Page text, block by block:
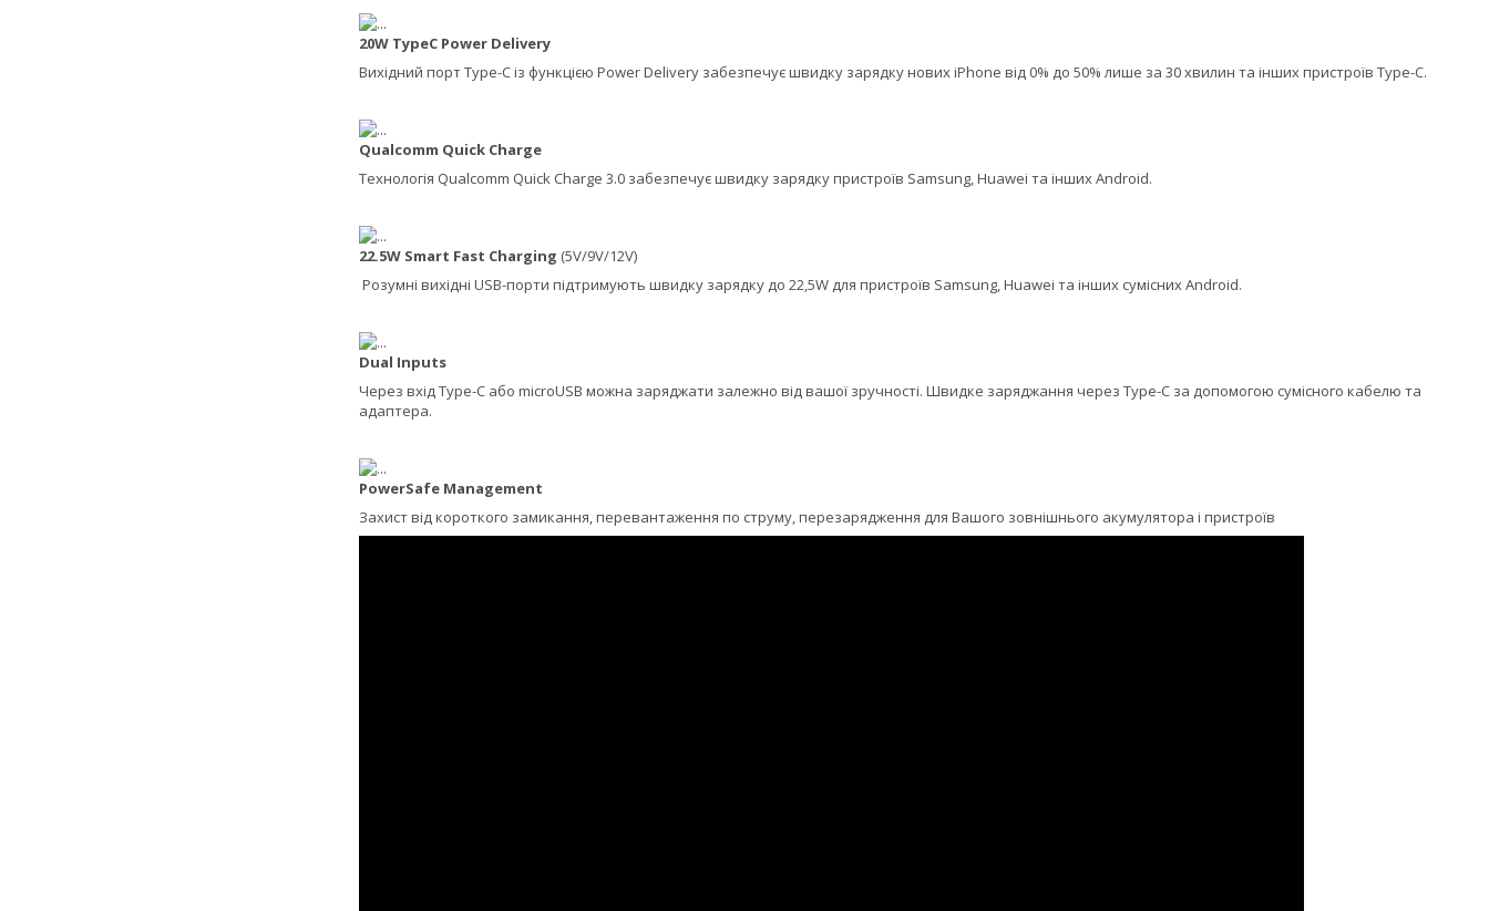
20W TypeC Power Delivery
Вихідний порт Type-C із функцією Power Delivery забезпечує швидку зарядку нових iPhone від 0% до 50% лише за 30 хвилин та інших пристроїв Type-C.
Qualcomm Quick Charge
Технологія Qualcomm Quick Charge 3.0 забезпечує швидку зарядку пристроїв Samsung, Huawei та інших Android.
22.5W Smart Fast Charging (5V/9V/12V)
Розумні вихідні USB-порти підтримують швидку зарядку до 22,5W для пристроїв Samsung, Huawei та інших сумісних Android.
Dual Inputs
Через вхід Type-C або microUSB можна заряджати залежно від вашої зручності. Швидке заряджання через Type-C за допомогою сумісного кабелю та
адаптера.
PowerSafe Management
Захист від короткого замикання, перевантаження по струму, перезарядження для Вашого зовнішнього акумулятора і пристроїв